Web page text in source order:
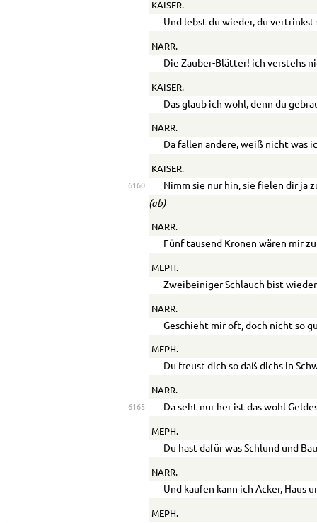
KAISER.
Und lebst du wieder, du vertrinkst
NARR.
Die Zauber-Blätter! ich verstehs
KAISER.
Das glaub ich wohl, denn du
NARR.
Da fallen andere, weiß nicht was
KAISER.
6160 Nimm sie nur hin, sie fielen dir ja
(ab)
NARR.
Fünf tausend Kronen wären mir
MEPH.
Zweibeiniger Schlauch bist
NARR.
Geschieht mir oft, doch nicht so
MEPH.
Du freust dich so daß dichs in
NARR.
6165 Da seht nur her ist das wohl
MEPH.
Du hast dafür was Schlund und
NARR.
Und kaufen kann ich Acker, Haus
MEPH.